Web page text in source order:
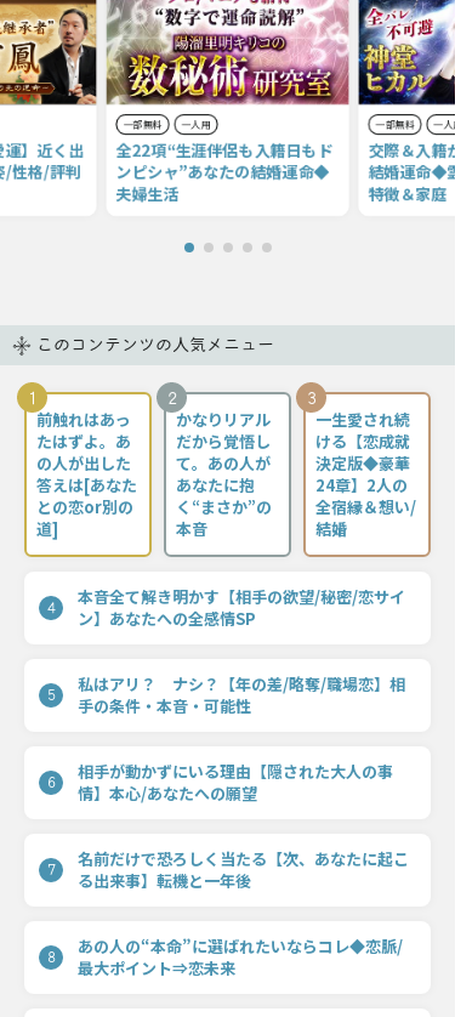
】近く出
/性格/評判
一部無料 一人用
全22項“生涯伴侶も入籍日もド
ンピシャ”あなたの結婚運命◆
夫婦生活
一部無料 一人用
交際＆入籍
結婚運命◆
特徴＆家庭
このコンテンツの人気メニュー
1
前触れはあっ
たはずよ。あ
の人が出した
答えは[あなた
との恋or別の
道]
2
かなりリアル
だから覚悟し
て。あの人が
あなたに抱
く“まさか”の
本音
3
一生愛され続
ける【恋成就
決定版◆豪華
24章】2人の
全宿縁＆想い/
結婚
4
本音全て解き明かす【相手の欲望/秘密/恋サイ
ン】あなたへの全感情SP
5
私はアリ？ ナシ？【年の差/略奪/職場恋】相
手の条件・本音・可能性
6
相手が動かずにいる理由【隠された大人の事
情】本心/あなたへの願望
7
名前だけで恐ろしく当たる【次、あなたに起こ
る出来事】転機と一年後
8
あの人の“本命”に選ばれたいならコレ◆恋脈/
最大ポイント⇒恋未来